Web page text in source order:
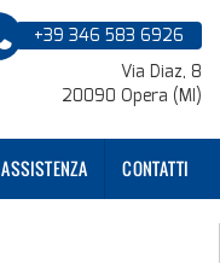
+39 346 583 6926
Via Diaz, 8
20090 Opera (MI)
ASSISTENZA CONTATTI